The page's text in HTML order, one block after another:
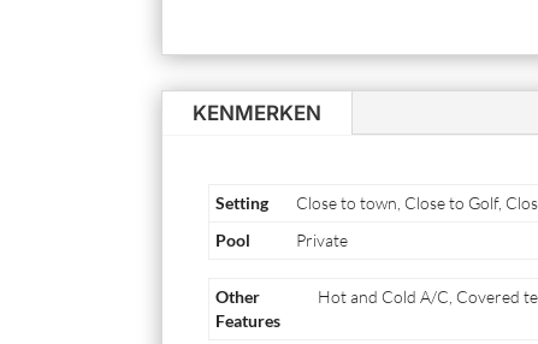
KENMERKEN
Setting Close to town, Close to Golf,
Pool
Private
Other
Features
Hot and Cold A/C, Covered